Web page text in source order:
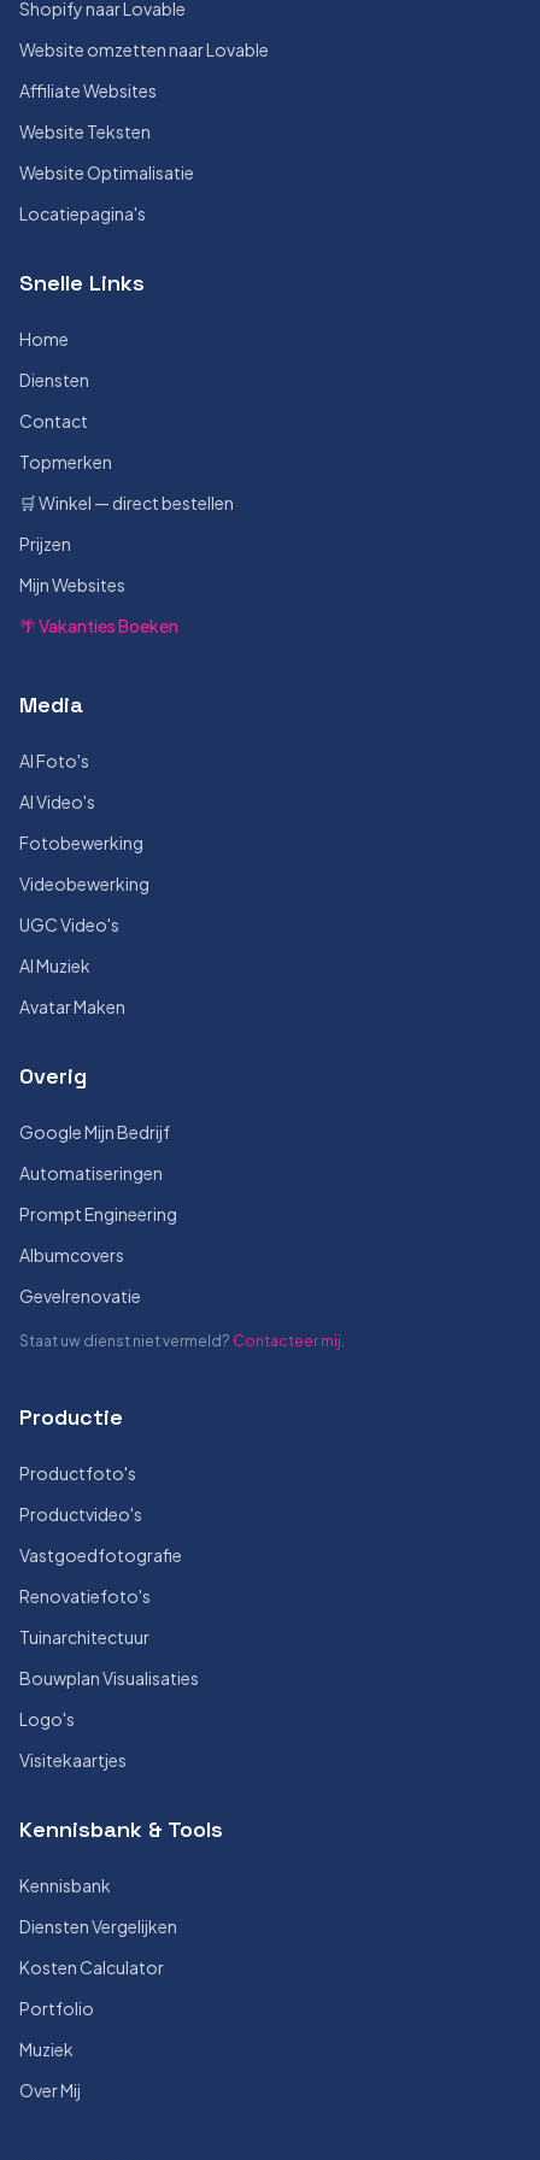
Shopify naar Lovable
Website omzetten naar Lovable
Affiliate Websites
Website Teksten
Website Optimalisatie
Locatiepagina's
Snelle Links
Home
Diensten
Contact
Topmerken
🛒 Winkel — direct bestellen
Prijzen
Mijn Websites
🌴 Vakanties Boeken
Media
AI Foto's
AI Video's
Fotobewerking
Videobewerking
UGC Video's
AI Muziek
Avatar Maken
Overig
Google Mijn Bedrijf
Automatiseringen
Prompt Engineering
Albumcovers
Gevelrenovatie
Staat uw dienst niet vermeld? Contacteer mij.
Productie
Productfoto's
Productvideo's
Vastgoedfotografie
Renovatiefoto's
Tuinarchitectuur
Bouwplan Visualisaties
Logo's
Visitekaartjes
Kennisbank & Tools
Kennisbank
Diensten Vergelijken
Kosten Calculator
Portfolio
Muziek
Over Mij